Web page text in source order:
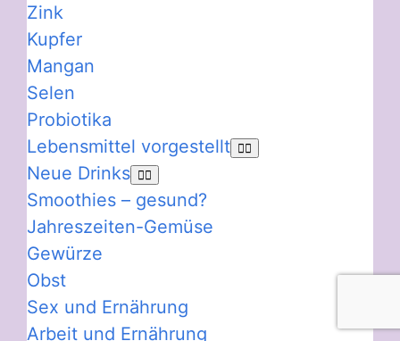
Zink
Kupfer
Mangan
Selen
Probiotika
Lebensmittel vorgestellt
Neue Drinks
Smoothies – gesund?
Jahreszeiten-Gemüse
Gewürze
Obst
Sex und Ernährung
Arbeit und Ernährung